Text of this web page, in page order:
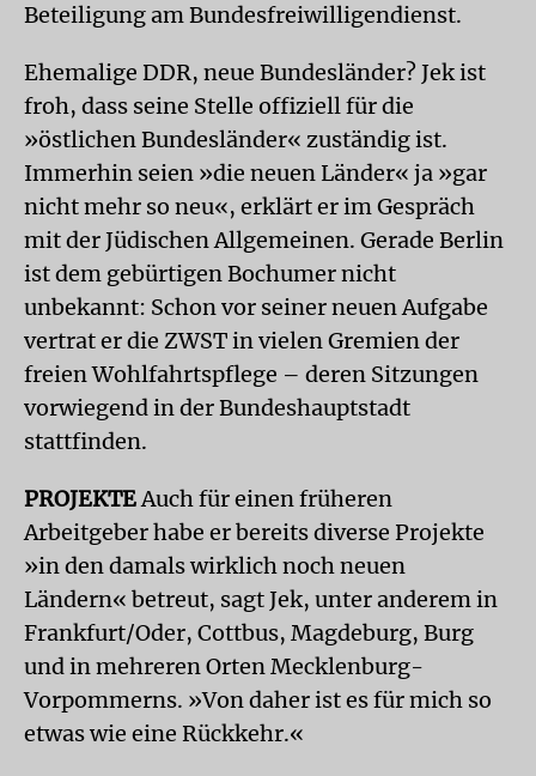
Beteiligung am Bundesfreiwilligendienst.
Ehemalige DDR, neue Bundesländer? Jek ist
froh, dass seine Stelle offiziell für die
»östlichen Bundesländer« zuständig ist.
Immerhin seien »die neuen Länder« ja »gar
nicht mehr so neu«, erklärt er im Gespräch
mit der Jüdischen Allgemeinen. Gerade Berlin
ist dem gebürtigen Bochumer nicht
unbekannt: Schon vor seiner neuen Aufgabe
vertrat er die ZWST in vielen Gremien der
freien Wohlfahrtspflege – deren Sitzungen
vorwiegend in der Bundeshauptstadt
stattfinden.
PROJEKTEAuch für einen früheren
Arbeitgeber habe er bereits diverse Projekte
»in den damals wirklich noch neuen
Ländern« betreut, sagt Jek, unter anderem in
Frankfurt/Oder, Cottbus, Magdeburg, Burg
und in mehreren Orten Mecklenburg-
Vorpommerns. »Von daher ist es für mich so
etwas wie eine Rückkehr.«